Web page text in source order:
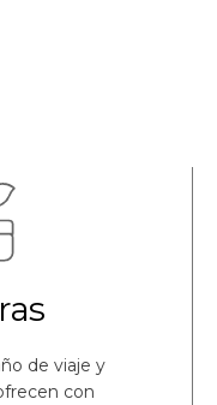
de viaje y
con